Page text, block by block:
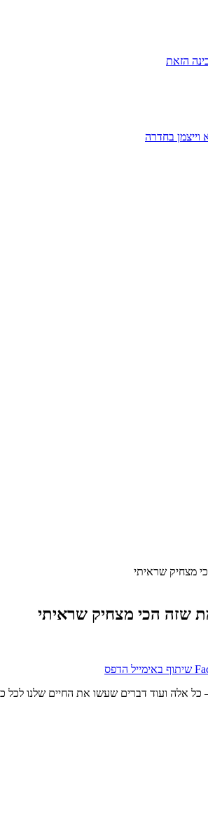
הזאת
שיתוף באימייל הדפס
כל אלה ועוד דברים שעשו את החיים שלנו